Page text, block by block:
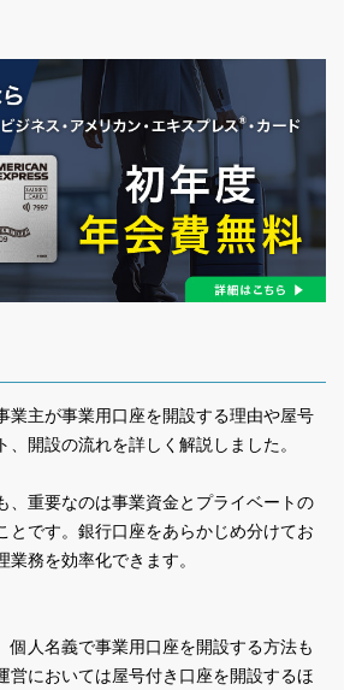
業主が事業用口座を開設する理由や屋号
、開設の流れを詳しく解説しました。
、重要なのは事業資金とプライベートの
とです。銀行口座をあらかじめ分けてお
業務を効率化できます。
個人名義で事業用口座を開設する方法も
営においては屋号付き口座を開設するほ